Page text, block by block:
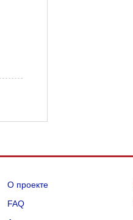
О проекте
FAQ